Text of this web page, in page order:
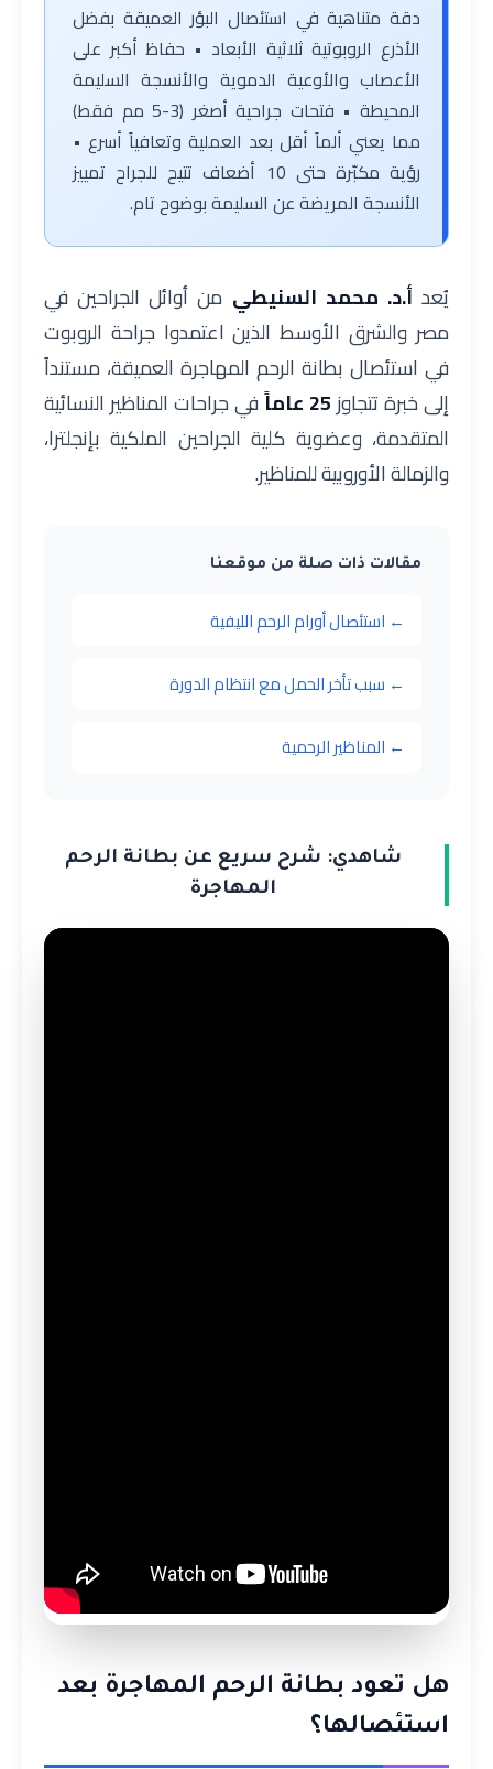
دقة متناهية في استئصال البؤر العميقة بفضل
الأذرع الروبوتية ثلاثية الأبعاد • حفاظ أكبر على
الأعصاب والأوعية الدموية والأنسجة السليمة
المحيطة • فتحات جراحية أصغر (3-5 مم فقط)
مما يعني ألماً أقل بعد العملية وتعافياً أسرع •
رؤية مكبّرة حتى 10 أضعاف تتيح للجراح تمييز
الأنسجة المريضة عن السليمة بوضوح تام.
يُعد أ.د. محمد السنيطي من أوائل الجراحين في
مصر والشرق الأوسط الذين اعتمدوا جراحة الروبوت
في استئصال بطانة الرحم المهاجرة العميقة، مستنداً
إلى خبرة تتجاوز25 عاماً
في جراحات المناظير النسائية
المتقدمة، وعضوية كلية الجراحين الملكية بإنجلترا،
والزمالة الأوروبية للمناظير.
مقالات ذات صلة من موقعنا
← استئصال أورام الرحم الليفية
← سبب تأخر الحمل مع انتظام الدورة
← المناظير الرحمية
شاهدي: شرح سريع عن بطانة الرحم
المهاجرة
هل تعود بطانة الرحم المهاجرة بعد
استئصالها؟